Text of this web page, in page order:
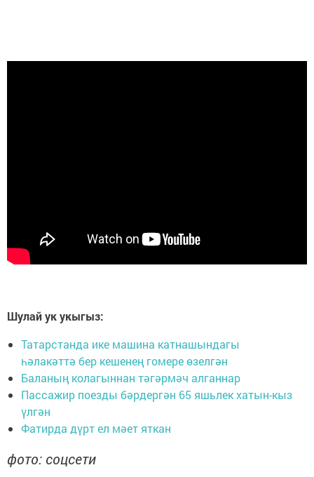
Шулай ук укыгыз:
Татарстанда ике машина катнашындагы
һәлакәттә бер кешенең гомере өзелгән
Баланың колагыннан тәгәрмәч алганнар
Пассажир поезды бәрдергән 65 яшьлек хатын-кыз
үлгән
Фатирда дүрт ел мәет яткан
фото: соцсети